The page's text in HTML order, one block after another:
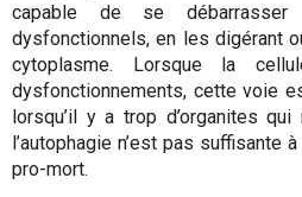
capable de se débarrasser
dysfonctionnels, en les digérant
cytoplasme. Lorsque la
dysfonctionnements, cette voie
lorsqu’il y a trop d’organites
l’autophagie n’est pas suffisante
pro-mort.